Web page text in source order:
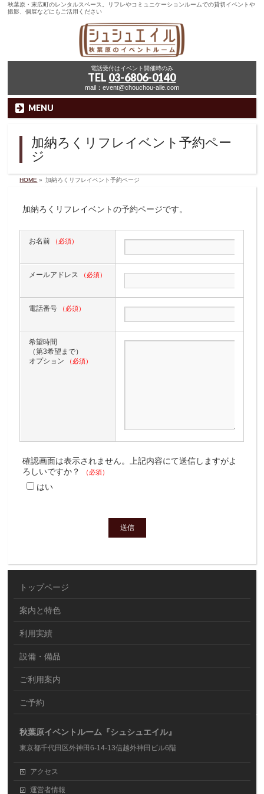
秋葉原・末広町のレンタルスペース。リフレやコミュニケーションルームでの貸切イベントや
撮影、個展などにもご活用ください
電話受付はイベント開催時のみ
TEL 03-6806-0140
mail：event@chouchou-aile.com
MENU
加納ろくリフレイベント予約ペー
ジ
HOME » 加納ろくリフレイベント予約ページ
加納ろくリフレイベントの予約ページです。
お名前 （必須）
メールアドレス （必須）
電話番号 （必須）
希望時間
（第3希望まで）
オプション
（必須）
確認画面は表示されません。上記内容にて送信しますがよ
ろしいですか？
（必須）
はい
トップページ
案内と特色
利用実績
設備・備品
ご利用案内
ご予約
秋葉原イベントルーム『シュシュエイル』
東京都千代田区外神田6-14-13信越外神田ビル6階
アクセス
運営者情報